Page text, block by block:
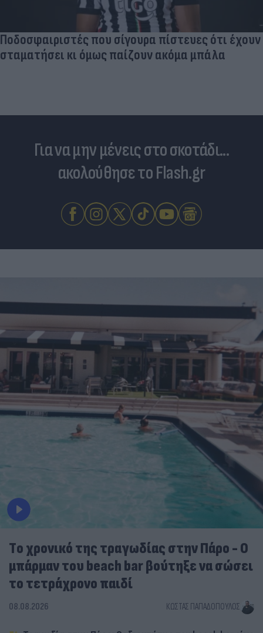
Ποδοσφαιριστές που σίγουρα πίστευες ότι έχουν
σταματήσει κι όμως παίζουν ακόμα μπάλα
Για να μην μένεις στο σκοτάδι...
ακολούθησε το Flash.gr
Tο χρονικό της τραγωδίας στην Πάρο - Ο
μπάρμαν του beach bar βούτηξε να σώσει
το τετράχρονο παιδί
08.08.2026 ΚΏΣΤΑΣ ΠΑΠΑΔΌΠΟΥΛΟΣ